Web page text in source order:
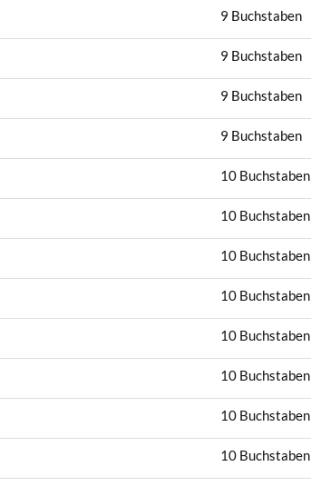
9 Buchstaben
9 Buchstaben
9 Buchstaben
9 Buchstaben
10 Buchstaben
10 Buchstaben
10 Buchstaben
10 Buchstaben
10 Buchstaben
10 Buchstaben
10 Buchstaben
10 Buchstaben